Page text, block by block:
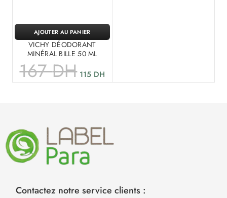
VICHY DÉODORANT
MINÉRAL BILLE 50 ML
167DH 115 DH
AJOUTER AU PANIER
Contactez notre service clients :